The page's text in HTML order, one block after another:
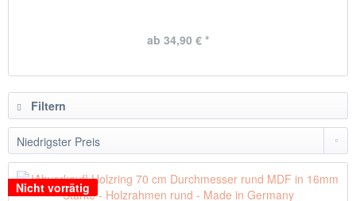
ab 34,90 € *
Filtern
Nicht vorrätig